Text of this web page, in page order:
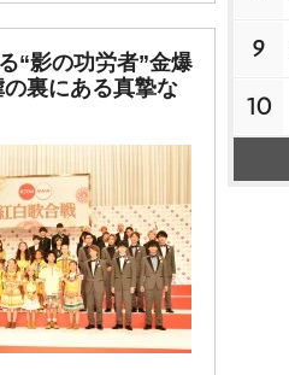
“影の功労者”金爆
裏にある真摯な
9
10